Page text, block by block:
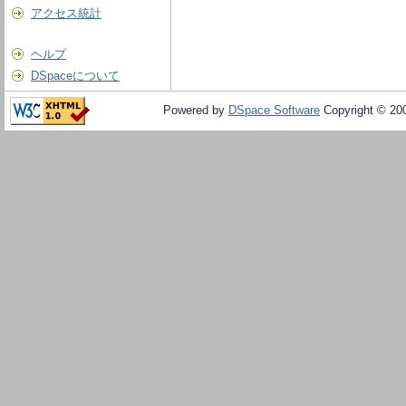
アクセス統計
ヘルプ
DSpaceについて
Powered by DSpace Software Copyright ©